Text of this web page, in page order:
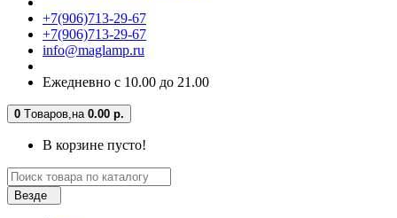
+7(906)713-29-67
+7(906)713-29-67
info@maglamp.ru
Ежедневно с 10.00 до 21.00
0 Tоваров,на 0.00 р.
В корзине пусто!
Везде